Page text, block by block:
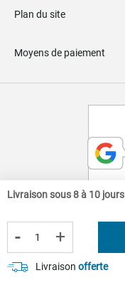
Livraison sous 8 à 10 jours
- +
Livraison offerte
Plan du site
Moyens de paiement